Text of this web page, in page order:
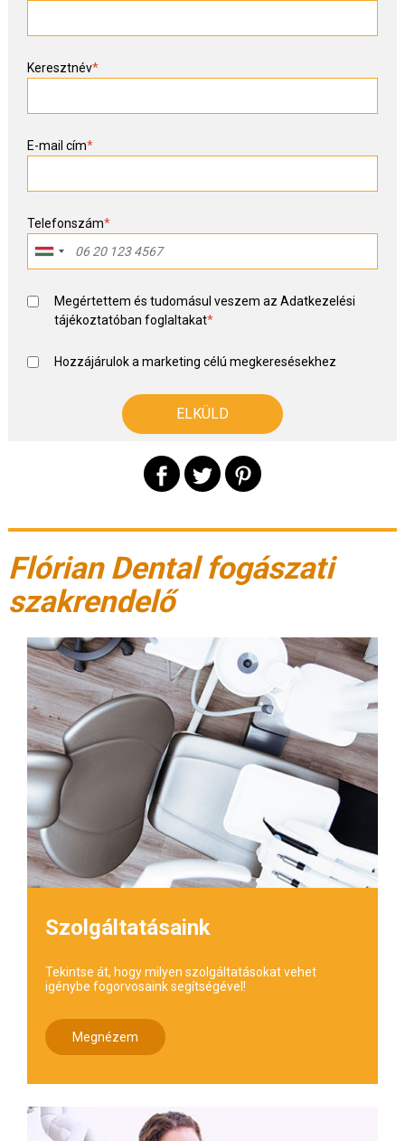
Keresztnév*
E-mail cím*
Telefonszám*
Megértettem és tudomásul veszem azAdatkezelési
tájékoztatóban foglaltakat*
Hozzájárulok a marketing célú megkeresésekhez
Flórian Dental fogászati
szakrendelő
Szolgáltatásaink
Tekintse át, hogy milyen szolgáltatásokat vehet
igénybe fogorvosaink segítségével!
Megnézem